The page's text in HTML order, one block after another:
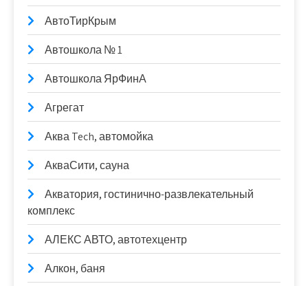
АвтоТирКрым
Автошкола № 1
Автошкола ЯрФинА
Агрегат
Аква Tech, автомойка
АкваСити, сауна
Акватория, гостинично-развлекательный
комплекс
АЛЕКС АВТО, автотехцентр
Алкон, баня